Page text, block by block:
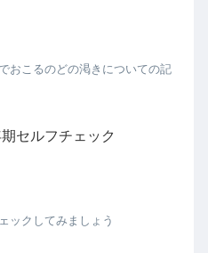
おこるのどの渇きについての記
セルフチェック
ックしてみましょう